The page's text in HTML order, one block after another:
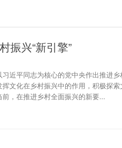
振兴“新引擎”
近平同志为核心的党中央作出推进
文化在乡村振兴中的作用，积极探
，在推进乡村全面振兴的新要...